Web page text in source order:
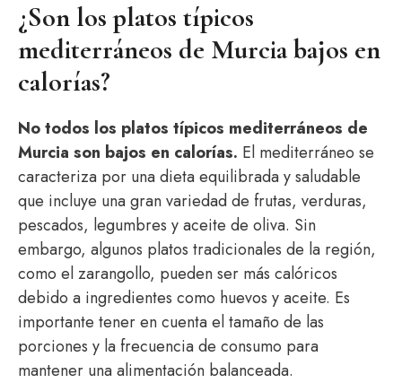
¿Son los platos típicos
mediterráneos de Murcia bajos en
calorías?
No todos los platos típicos mediterráneos de
Murcia son bajos en calorías. El mediterráneo se
caracteriza por una dieta equilibrada y saludable
que incluye una gran variedad de frutas, verduras,
pescados, legumbres y aceite de oliva. Sin
embargo, algunos platos tradicionales de la región,
como el zarangollo, pueden ser más calóricos
debido a ingredientes como huevos y aceite. Es
importante tener en cuenta el tamaño de las
porciones y la frecuencia de consumo para
mantener una alimentación balanceada.